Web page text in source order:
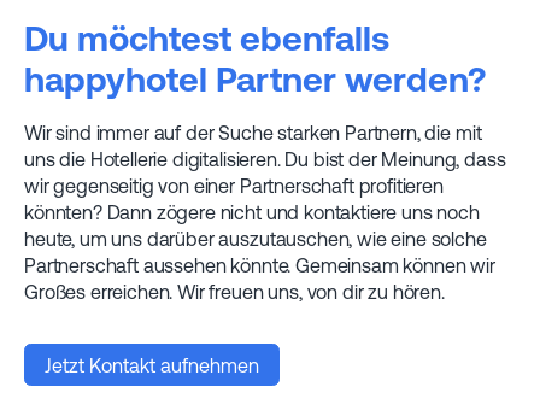
Du möchtest ebenfalls
happyhotel Partner werden?
Wir sind immer auf der Suche starken Partnern, die mit
uns die Hotellerie digitalisieren. Du bist der Meinung, dass
wir gegenseitig von einer Partnerschaft profitieren
könnten? Dann zögere nicht und kontaktiere uns noch
heute, um uns darüber auszutauschen, wie eine solche
Partnerschaft aussehen könnte. Gemeinsam können wir
Großes erreichen. Wir freuen uns, von dir zu hören.
Jetzt Kontakt aufnehmen